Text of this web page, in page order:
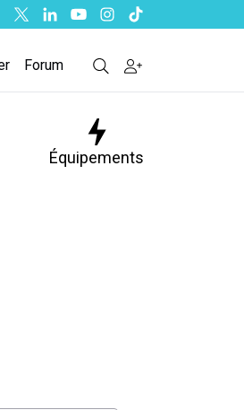
TwitterLinkedinYoutubeInstagram
Tiktok
Forum
Équipements